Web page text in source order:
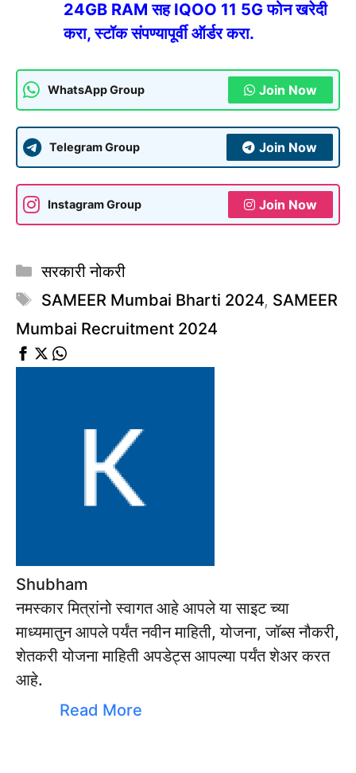
24GB RAM सह IQOO 11 5G फोन खरेदी
करा, स्टॉक संपण्यापूर्वी ऑर्डर करा.
WhatsApp Group Join Now
Telegram Group Join Now
Instagram Group Join Now
Categories
सरकारी नोकरी
Tags
SAMEER Mumbai Bharti 2024, SAMEER
Mumbai Recruitment 2024
Shubham
नमस्कार मित्रांनो स्वागत आहे आपले या साइट च्या
माध्यमातुन आपले पर्यंत नवीन माहिती, योजना, जॉब्स नौकरी,
शेतकरी योजना माहिती अपडेट्स आपल्या पर्यंत शेअर करत
आहे.
Read More